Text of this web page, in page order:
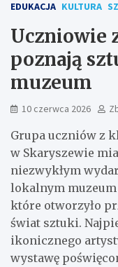
EDUKACJA KULTURA
Uczniowie
poznają
muzeum
10 czerwca 2026
Grupa uczniów z
w Skaryszewie
niezwykłym
lokalnym muzeum
które otworzyło
świat sztuki.
ikonicznego
wystawę